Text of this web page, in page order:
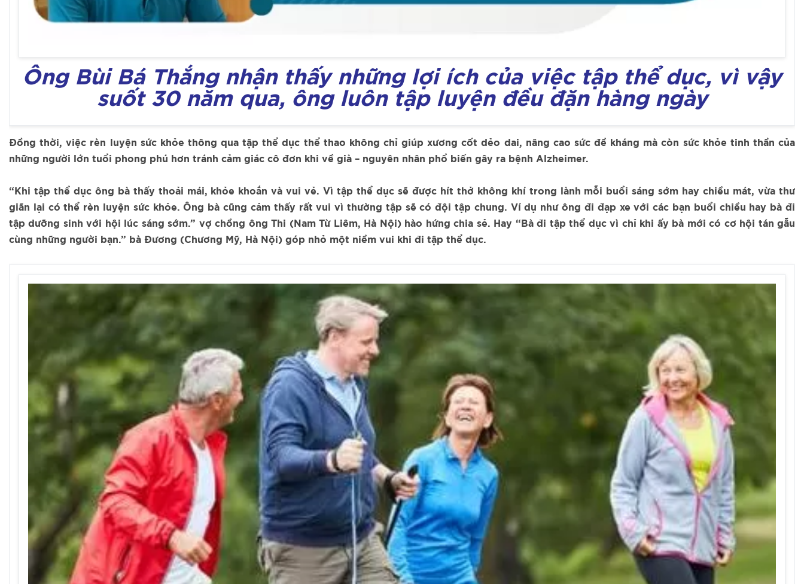
Ông Bùi Bá Thắng nhận thấy những lợi ích của việc tập thể dục, vì vậy
suốt 30 năm qua, ông luôn tập luyện đều đặn hàng ngày
Đồng thời, việc rèn luyện sức khỏe thông qua tập thể dục thể thao không chỉ giúp xương cốt dẻo dai, nâng cao sức đề kháng mà còn sức khỏe tinh thần của
những người lớn tuổi phong phú hơn tránh cảm giác cô đơn khi về già – nguyên nhân phổ biến gây ra bệnh Alzheimer.
“Khi tập thể dục ông bà thấy thoải mái, khỏe khoắn và vui vẻ. Vì tập thể dục sẽ được hít thở không khí trong lành mỗi buổi sáng sớm hay chiều mát, vừa thư
giãn lại có thể rèn luyện sức khỏe. Ông bà cũng cảm thấy rất vui vì thường tập sẽ có đội tập chung. Ví dụ như ông đi đạp xe với các bạn buổi chiều hay bà đi
tập dưỡng sinh với hội lúc sáng sớm.” vợ chồng ông Thi (Nam Từ Liêm, Hà Nội) hào hứng chia sẻ. Hay “Bà đi tập thể dục vì chỉ khi ấy bà mới có cơ hội tán gẫu
cùng những người bạn.” bà Đương (Chương Mỹ, Hà Nội) góp nhỏ một niềm vui khi đi tập thể dục.